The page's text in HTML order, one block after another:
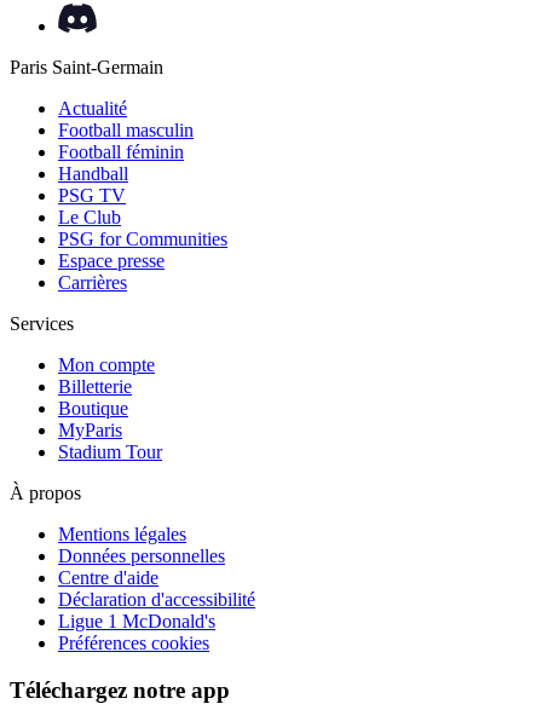
Paris Saint-Germain
Actualité
Football masculin
Football féminin
Handball
PSG TV
Le Club
PSG for Communities
Espace presse
Carrières
Services
Mon compte
Billetterie
Boutique
MyParis
Stadium Tour
À propos
Mentions légales
Données personnelles
Centre d'aide
Déclaration d'accessibilité
Ligue 1 McDonald's
Préférences cookies
Téléchargez notre app